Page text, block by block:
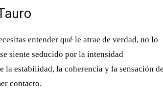
entender qué le atrae de verdad, no lo
siente seducido por la intensidad
la estabilidad, la coherencia y la sensación de
contacto.